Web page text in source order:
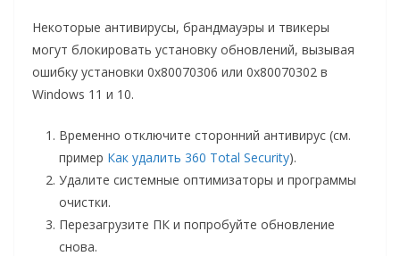
Некоторые антивирусы, брандмауэры и твикеры
могут блокировать установку обновлений, вызывая
ошибку установки 0x80070306 или 0x80070302 в
Windows 11 и 10.
Временно отключите сторонний антивирус (см.
пример Как удалить 360 Total Security).
Удалите системные оптимизаторы и программы
очистки.
Перезагрузите ПК и попробуйте обновление
снова.